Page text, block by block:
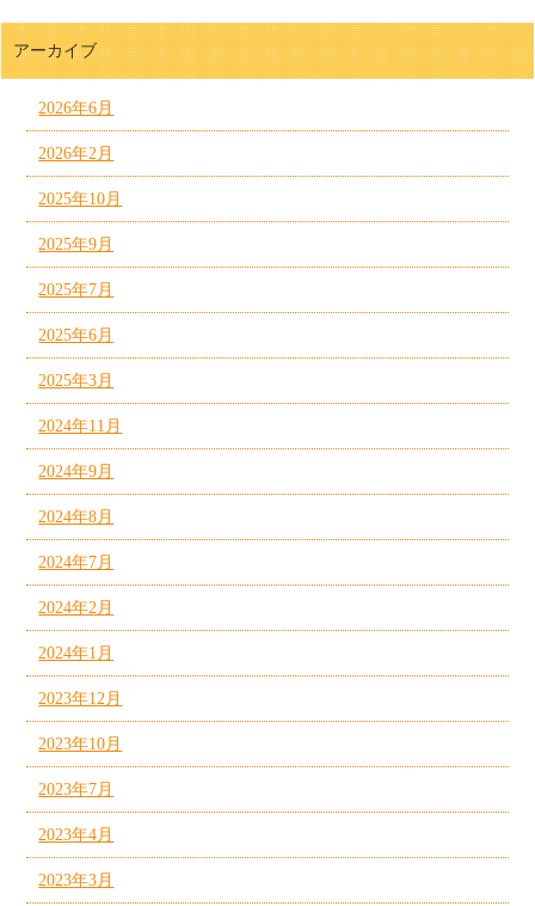
アーカイブ
2026年6月
2026年2月
2025年10月
2025年9月
2025年7月
2025年6月
2025年3月
2024年11月
2024年9月
2024年8月
2024年7月
2024年2月
2024年1月
2023年12月
2023年10月
2023年7月
2023年4月
2023年3月